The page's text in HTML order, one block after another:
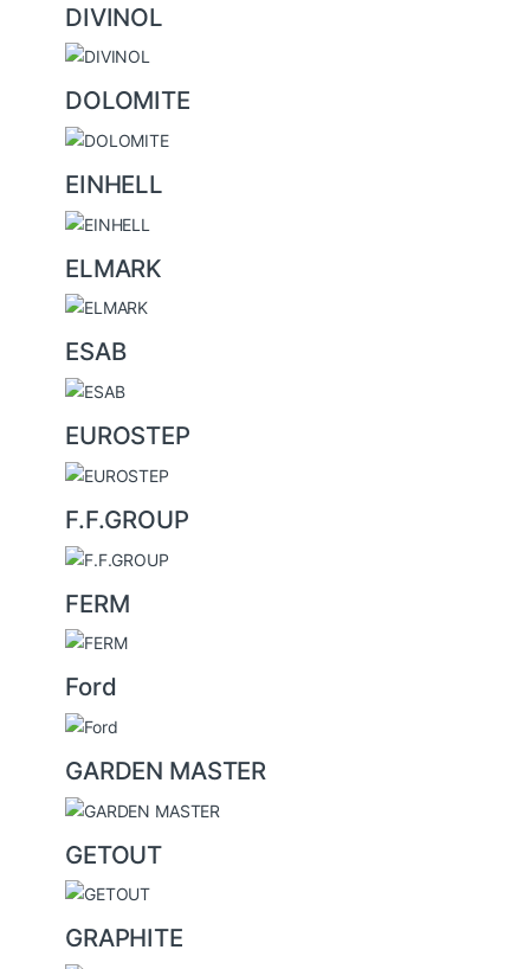
DIVINOL
DOLOMITE
EINHELL
ELMARK
ESAB
EUROSTEP
F.F.GROUP
FERM
Ford
GARDEN MASTER
GETOUT
GRAPHITE